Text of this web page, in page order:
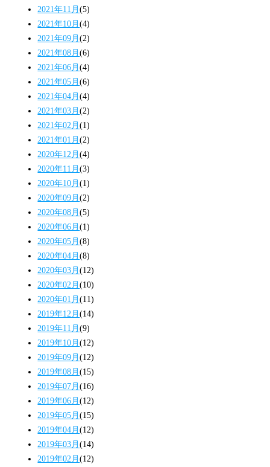
2021年11月(5)
2021年10月(4)
2021年09月(2)
2021年08月(6)
2021年06月(4)
2021年05月(6)
2021年04月(4)
2021年03月(2)
2021年02月(1)
2021年01月(2)
2020年12月(4)
2020年11月(3)
2020年10月(1)
2020年09月(2)
2020年08月(5)
2020年06月(1)
2020年05月(8)
2020年04月(8)
2020年03月(12)
2020年02月(10)
2020年01月(11)
2019年12月(14)
2019年11月(9)
2019年10月(12)
2019年09月(12)
2019年08月(15)
2019年07月(16)
2019年06月(12)
2019年05月(15)
2019年04月(12)
2019年03月(14)
2019年02月(12)